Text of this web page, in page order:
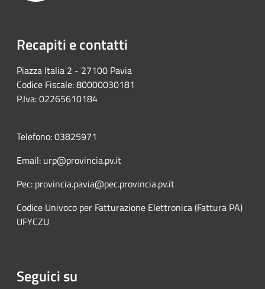
Recapiti e contatti
Piazza Italia 2 - 27100 Pavia
Codice Fiscale: 80000030181
P.Iva: 02265610184
Telefono: 03825971
Email: urp@provincia.pv.it
Pec: provincia.pavia@pec.provincia.pv.it
Codice Univoco per Fatturazione Elettronica (Fattura PA)
UFYCZU
Seguici su